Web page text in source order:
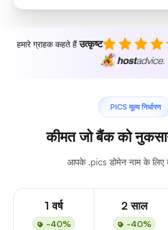
हमारे ग्राहक कहते हैंउत्कृष्ट
.PICS मूल्य निर्धारण
कीमत जो बैंक को
आपके .pics डोमेन नाम के लिए
1 वर्ष
-40%
2 साल
-40%